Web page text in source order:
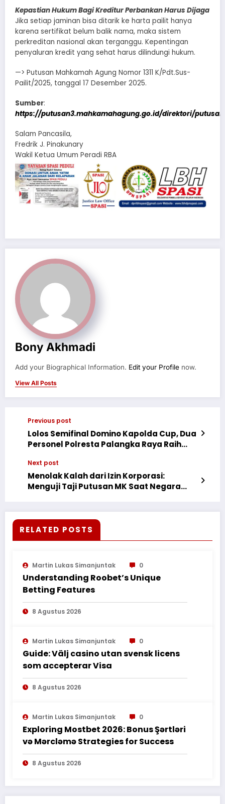
Kepastian Hukum Bagi Kreditur Perbankan Harus Dijaga
Jika setiap jaminan bisa ditarik ke harta pailit hanya
karena sertifikat belum balik nama, maka sistem
perkreditan nasional akan terganggu. Kepentingan
penyaluran kredit yang sehat harus dilindungi hukum.
—> Putusan Mahkamah Agung Nomor 1311 K/Pdt.Sus-
Pailit/2025, tanggal 17 Desember 2025.
Sumber:
https://putusan3.mahkamahagung.go.id/direktori/putusan/
Salam Pancasila,
Fredrik J. Pinakunary
Wakil Ketua Umum Peradi RBA
Bony Akhmadi
Add your Biographical Information. Edit your Profile now.
View All Posts
Previous post
Lolos Semifinal Domino Kapolda Cup, Dua
Personel Polresta Palangka Raya Raih
Next post
Menolak Kalah dari Izin Korporasi:
Menguji Taji Putusan MK Saat Negara
RELATED POSTS
Martin Lukas Simanjuntak 0
Understanding Roobet’s Unique
Betting Features
8 Agustus 2026
Martin Lukas Simanjuntak 0
Guide: Välj casino utan svensk licens
som accepterar Visa
8 Agustus 2026
Martin Lukas Simanjuntak 0
Exploring Mostbet 2026: Bonus Şərtləri
və Mərcləmə Strategies for Success
8 Agustus 2026